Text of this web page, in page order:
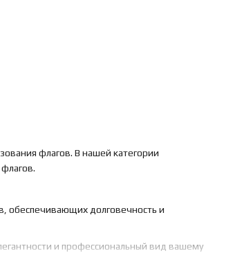
флагов. В нашей категории
обеспечивающих долговечность и
и профессиональный вид вашему